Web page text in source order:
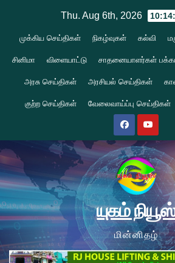
content
Thu. Aug 6th, 2026
முக்கிய செய்திகள் நிகழ்வுகள் கல்வி
சினிமா விளையாட்டு சாதனையாளர்கள்
அரசு செய்திகள் அரசியல் செய்திகள்
குற்ற செய்திகள் வேலைவாய்ப்பு செய்திகள்
யுகம் நியூஸ்
மின்னிதழ்